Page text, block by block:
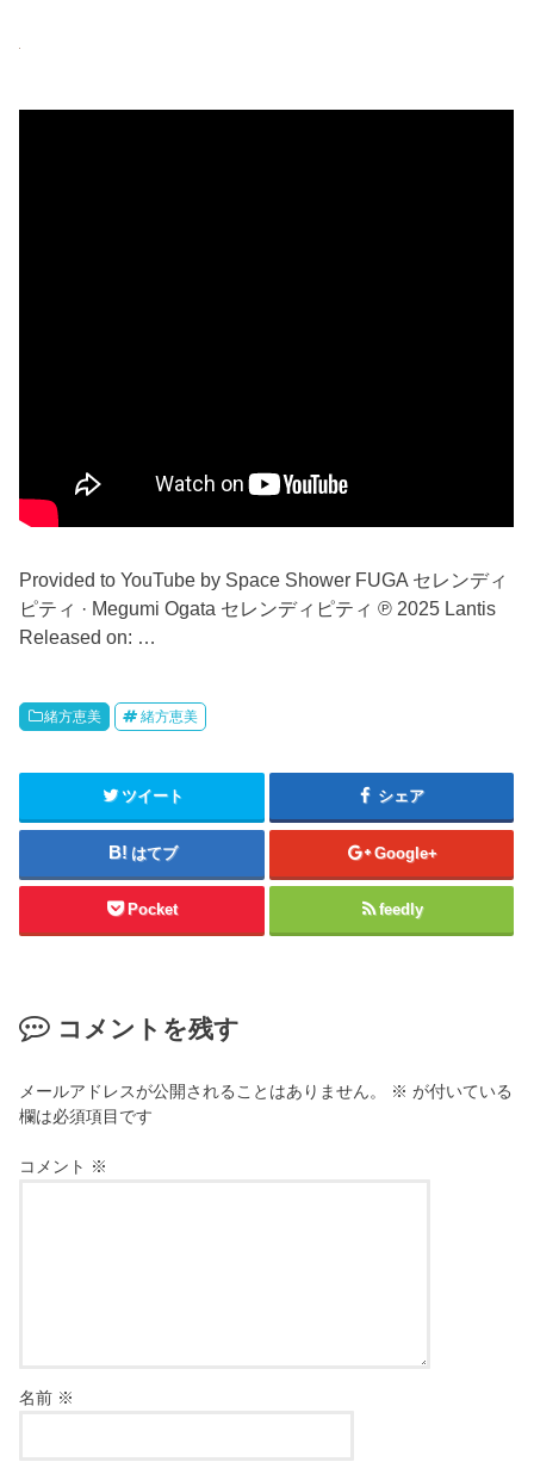
Provided to YouTube by Space Shower FUGA セレンディ
ピティ · Megumi Ogata セレンディピティ ℗ 2025 Lantis
Released on: …
緒方恵美 緒方恵美
ツイート シェア
はてブ Google+
Pocket feedly
コメントを残す
メールアドレスが公開されることはありません。 ※ が付いている
欄は必須項目です
コメント ※
名前 ※